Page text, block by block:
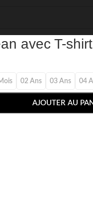
avec T-
02 Ans 03 Ans 04
AJOUTER AU